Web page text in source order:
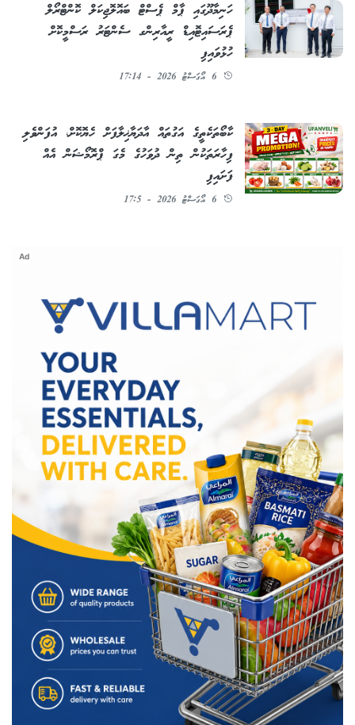
ހަނިމާދޫގައި ޕާމް ޕެސްޓް ބައޮލޮޖިކަލް ކޮންޓްރޯލް
ޕެރަސައިޓޮއިޑް ރީއާރިންގ ސެންޓަރު ރަސްމީކޮށް
ހުޅުވައިފި
6 އޯގަސްޓު 2026 - 17:14
ކާބޯތަކެތީގެ އަގުތައް އާދަޔާޚިލާފަށް ހެޔޮކޮށް، އުފަންވެލި
ފިހާރަތަކުން ތިން ދުވަހުގެ މެގަ ޕްރޮމޯޝަން އެއް
ފަށައިފި
6 އޯގަސްޓު 2026 - 17:5
Ad